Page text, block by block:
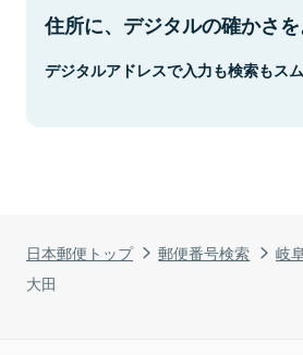
日本郵便トップ 郵便番号検索 岐
大田
住所に、デジタルの確かさを
デジタルアドレスで入力も検索もスム